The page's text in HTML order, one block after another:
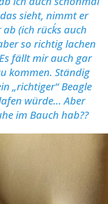
sieht, nimmt er
(ich rück´s auch
so richtig lachen
Es fällt mir auch gar
kommen. Ständig
„richtiger“ Beagle
würde… Aber
im Bauch hab??